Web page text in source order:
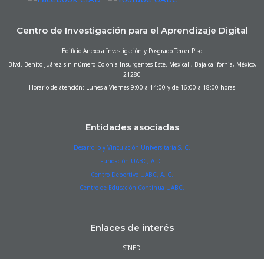
Centro de Investigación para el Aprendizaje Digital
Edificio Anexo a Investigación y Posgrado Tercer Piso
Blvd. Benito Juárez sin número Colonia Insurgentes Este. Mexicali, Baja california, México,
21280
Horario de atención: Lunes a Viernes 9:00 a 14:00 y de 16:00 a 18:00 horas
Entidades asociadas
Desarrollo y Vinculación Universitaria S. C.
Fundación UABC, A. C.
Centro Deportivo UABC, A. C.
Centro de Educación Continua UABC.
Enlaces de interés
SINED